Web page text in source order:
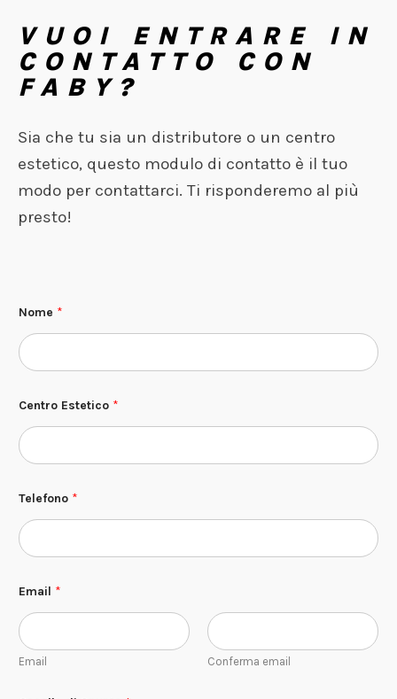
VUOI ENTRARE IN
CONTATTO CON
FABY?
Sia che tu sia un distributore o un centro
estetico, questo modulo di contatto è il tuo
modo per contattarci. Ti risponderemo al più
presto!
Nome *
Centro Estetico *
Telefono *
Email *
Email Conferma email